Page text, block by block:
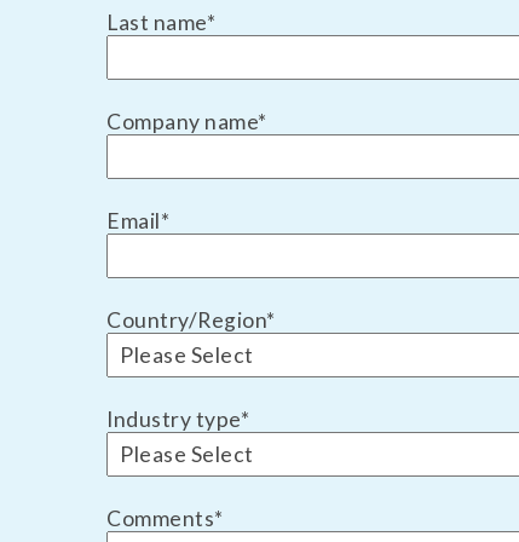
Last name*
Company name*
Email*
Country/Region*
Industry type*
Comments*